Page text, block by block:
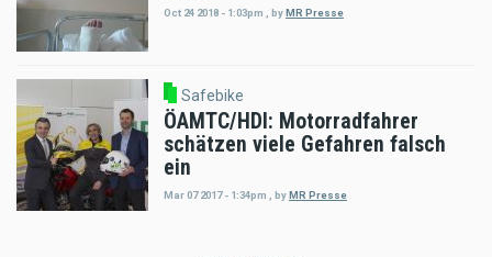
Oct 24 2018 - 1:03pm byMR Presse
Safebike
ÖAMTC/HDI: Motorradfahrer
schätzen viele Gefahren falsch
ein
Mar 07 2017 - 1:34pm byMR Presse